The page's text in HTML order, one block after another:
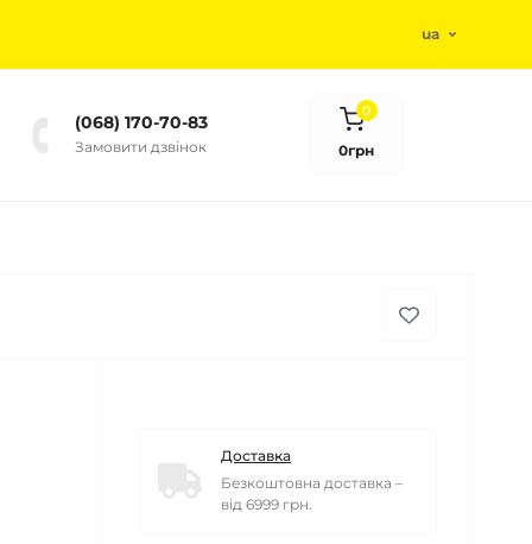
ua
(068) 170-70-83
Замовити дзвінок
0
0грн
Доставка
Безкоштовна доставка –
від 6999 грн.